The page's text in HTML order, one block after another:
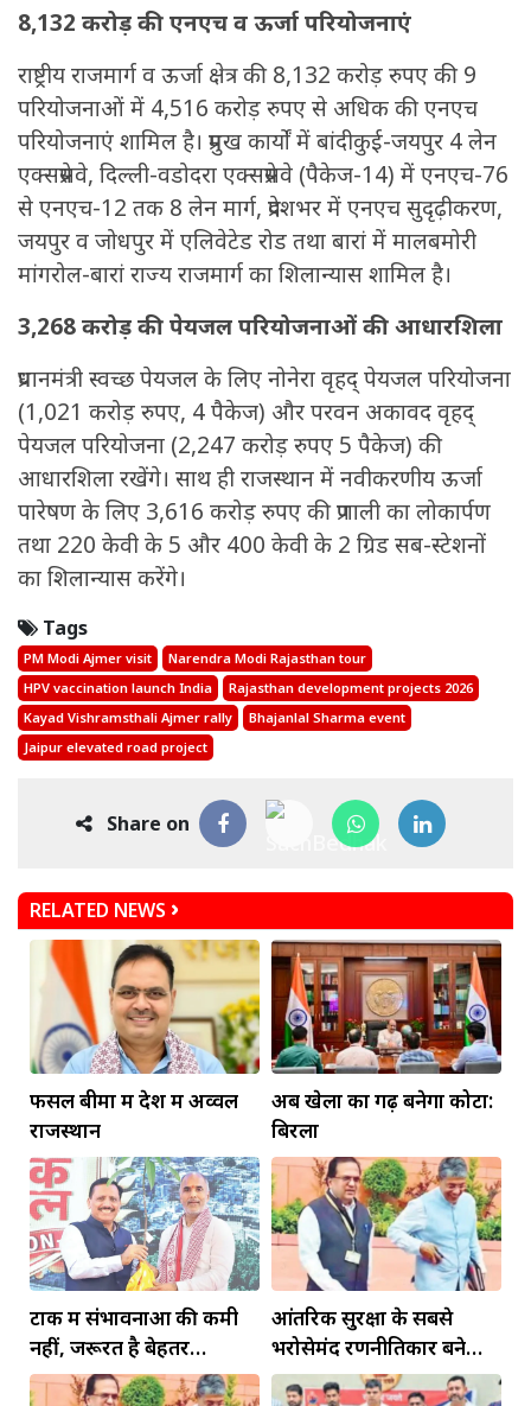
8,132 करोड़ की एनएच व ऊर्जा परियोजनाएं
राष्ट्रीय राजमार्ग व ऊर्जा क्षेत्र की 8,132 करोड़ रुपए की 9
परियोजनाओं में 4,516 करोड़ रुपए से अधिक की एनएच
परियोजनाएं शामिल है। प्रमुख कार्यों में बांदीकुई-जयपुर 4 लेन
एक्सप्रेसवे, दिल्ली-वडोदरा एक्सप्रेसवे (पैकेज-14) में एनएच-76
से एनएच-12 तक 8 लेन मार्ग, प्रदेशभर में एनएच सुदृढ़ीकरण,
जयपुर व जोधपुर में एलिवेटेड रोड तथा बारां में मालबमोरी
मांगरोल-बारां राज्य राजमार्ग का शिलान्यास शामिल है।
3,268 करोड़ की पेयजल परियोजनाओं की आधारशिला
प्रधानमंत्री स्वच्छ पेयजल के लिए नोनेरा वृहद् पेयजल परियोजना
(1,021 करोड़ रुपए, 4 पैकेज) और परवन अकावद वृहद्
पेयजल परियोजना (2,247 करोड़ रुपए 5 पैकेज) की
आधारशिला रखेंगे। साथ ही राजस्थान में नवीकरणीय ऊर्जा
पारेषण के लिए 3,616 करोड़ रुपए की प्रणाली का लोकार्पण
तथा 220 केवी के 5 और 400 केवी के 2 ग्रिड सब-स्टेशनों
का शिलान्यास करेंगे।
Tags
PM Modi Ajmer visit
Narendra Modi Rajasthan tour
HPV vaccination launch India
Rajasthan development projects 2026
Kayad Vishramsthali Ajmer rally
Bhajanlal Sharma event
Jaipur elevated road project
Share on
RELATED NEWS
फसल बीमा में देश में अव्वल
राजस्थान
अब खेलों का गढ़ बनेगा कोटा:
बिरला
टोंक में संभावनाओं की कमी
नहीं, जरूरत है बेहतर
इंफ्रास्ट्रक्चर की
आंतरिक सुरक्षा के सबसे
भरोसेमंद रणनीतिकार बने
रहेंगे गोविंद मोहन